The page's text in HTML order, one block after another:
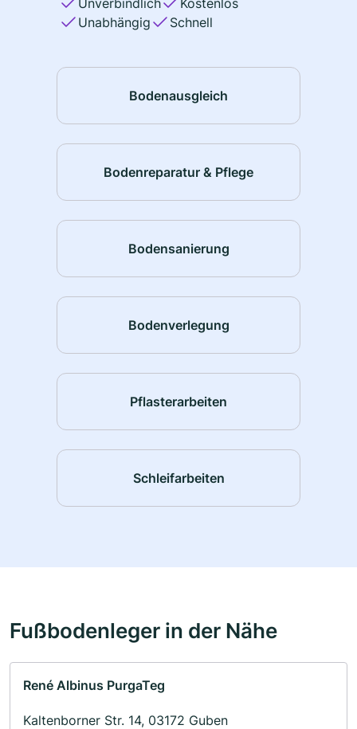
Unverbindlich
Kostenlos
Unabhängig
Schnell
Bodenausgleich
Bodenreparatur & Pflege
Bodensanierung
Bodenverlegung
Pflasterarbeiten
Schleifarbeiten
Fußbodenleger in der Nähe
René Albinus PurgaTeg
Kaltenborner Str. 14, 03172 Guben